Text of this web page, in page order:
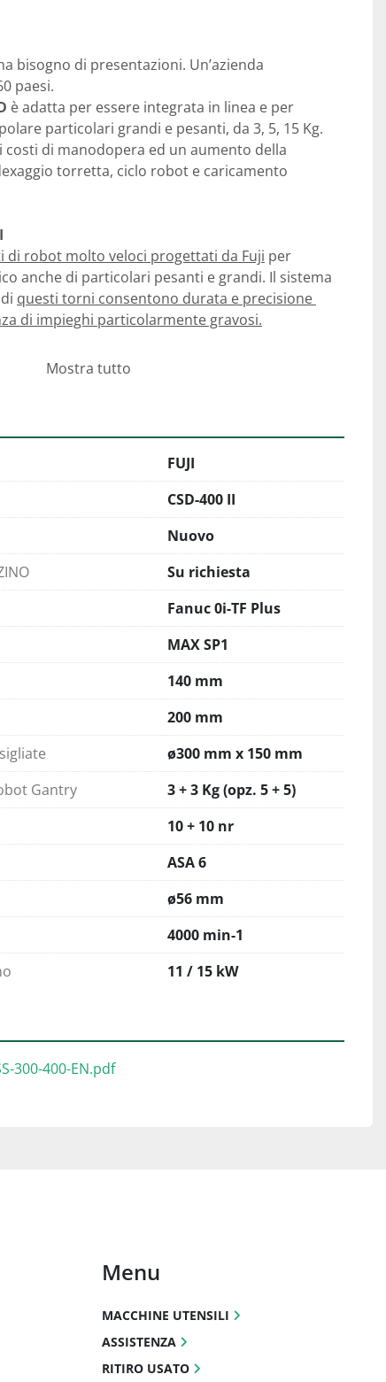
bisogno di presentazioni. Un’azienda
paesi.
è adatta per essere integrata in linea e per
particolari grandi e pesanti, da 3, 5, 15 Kg.
di manodopera ed un aumento della
torretta, ciclo robot e caricamento
di robot molto veloci progettati da Fuji per
anche di particolari pesanti e grandi. Il sistema
questi torni consentono durata e precisione
di impieghi particolarmente gravosi.
di finitura elevato con maggiore durata degli
hanno bloccaggi idraulici
ristrette.
una velocità di 0,41 sec.
Mostra tutto
FUJI
CSD-400 II
Nuovo
Su richiesta
Fanuc 0i-TF Plus
MAX SP1
140 mm
200 mm
ø300 mm x 150 mm
Gantry
3 + 3 Kg (opz. 5 + 5)
10 + 10 nr
ASA 6
ø56 mm
4000 min-1
11 / 15 kW
300-400-EN.pdf
Menu
MACCHINE UTENSILI
ASSISTENZA
RITIRO USATO